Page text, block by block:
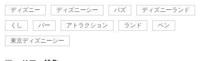
ディズニー ディズニーシー バズ ディズニーランド
くし バー アトラクション ランド ペン
東京ディズニーシー